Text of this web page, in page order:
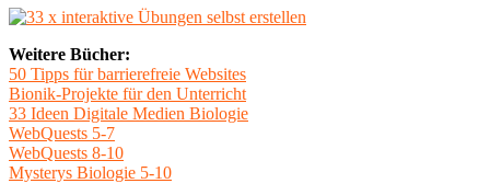
Weitere Bücher:
50 Tipps für barrierefreie Websites
Bionik-Projekte für den Unterricht
33 Ideen Digitale Medien Biologie
WebQuests 5-7
WebQuests 8-10
Mysterys Biologie 5-10